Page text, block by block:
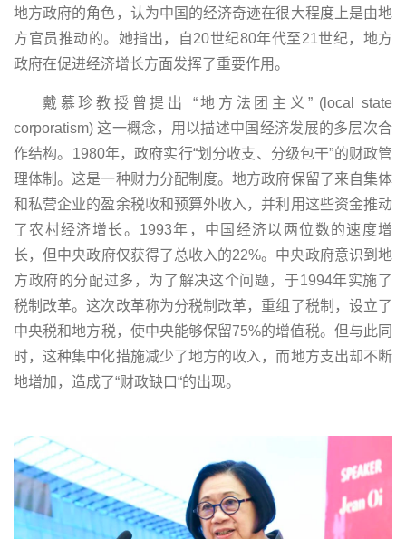
地方政府的角色，认为中国的经济奇迹在很大程度上是由地
方官员推动的。她指出，自20世纪80年代至21世纪，地方
政府在促进经济增长方面发挥了重要作用。
戴慕珍教授曾提出 “地方法团主义” (local state
corporatism) 这一概念，用以描述中国经济发展的多层次合
作结构。1980年，政府实行“划分收支、分级包干”的财政管
理体制。这是一种财力分配制度。地方政府保留了来自集体
和私营企业的盈余税收和预算外收入，并利用这些资金推动
了农村经济增长。1993年，中国经济以两位数的速度增
长，但中央政府仅获得了总收入的22%。中央政府意识到地
方政府的分配过多，为了解决这个问题，于1994年实施了
税制改革。这次改革称为分税制改革，重组了税制，设立了
中央税和地方税，使中央能够保留75%的增值税。但与此同
时，这种集中化措施减少了地方的收入，而地方支出却不断
地增加，造成了“财政缺口“的出现。